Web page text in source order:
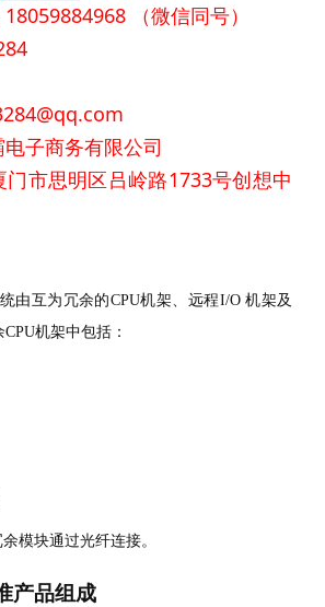
（微信同号）
子商务有限公司
市思明区吕岭路1733号创想中
由互为冗余的CPU机架、远程I/O 机架及
机架中包括：
模块通过光纤连接。
产品组成